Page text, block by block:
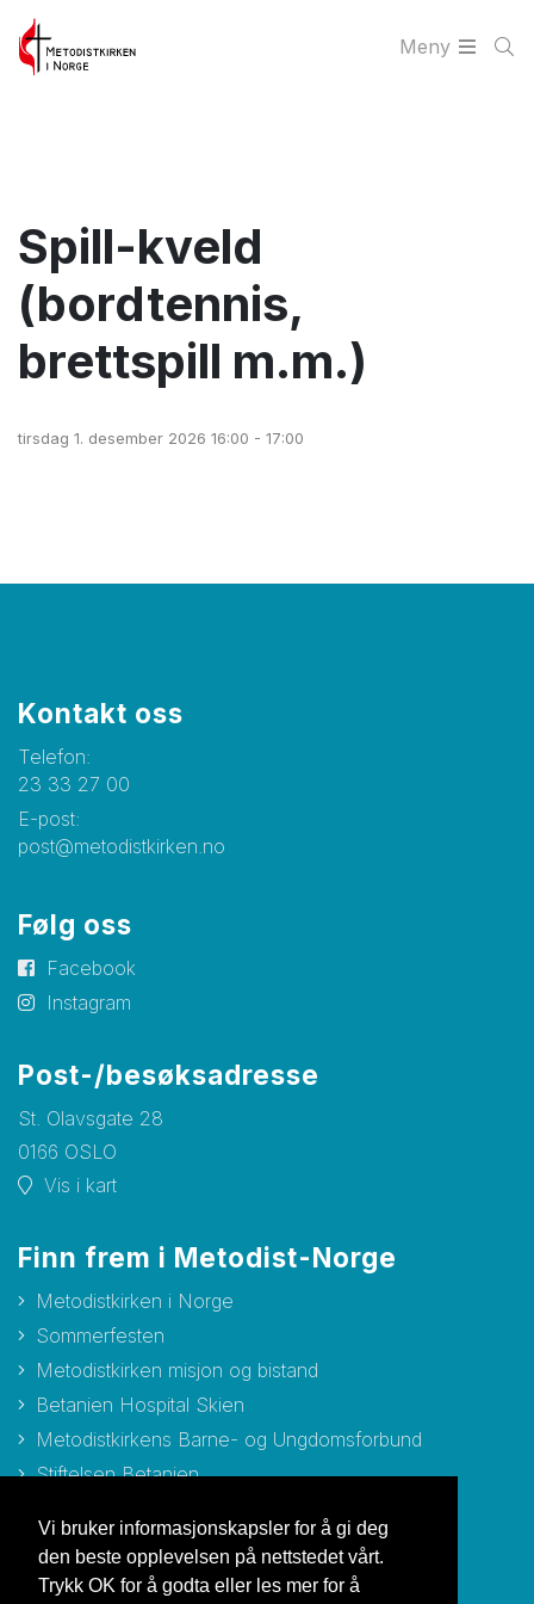
Vi bruker informasjonskapsler for å gi deg
den beste opplevelsen på nettstedet vårt.
Trykk OK for å godta eller les mer for å
Meny
Spill-kveld
(bordtennis,
brettspill m.m.)
tirsdag 1. desember 2026 16:00 - 17:00
Kontakt oss
Telefon:
23 33 27 00
E-post:
post@metodistkirken.no
Følg oss
Facebook
Instagram
Post-/besøksadresse
St. Olavsgate 28
0166 OSLO
Vis i kart
Finn frem i Metodist-Norge
Metodistkirken i Norge
Sommerfesten
Metodistkirken misjon og bistand
Betanien Hospital Skien
Metodistkirkens Barne- og Ungdomsforbund
Stiftelsen Betanien